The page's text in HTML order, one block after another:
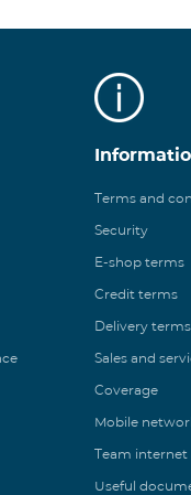
Terms and
Security
E-shop terms
Credit terms
Delivery terms
Sales and
Coverage
Mobile
Team internet
Useful